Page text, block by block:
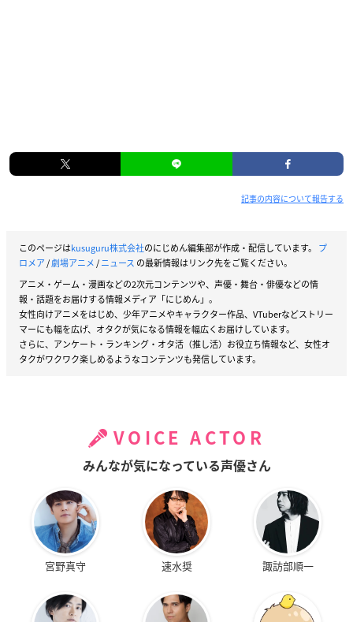
記事の内容について報告する
このページはkusuguru株式会社のにじめん編集部が作成・配信しています。 プ
ロメア/劇場アニメ/ニュース の最新情報はリンク先をご覧ください。
アニメ・ゲーム・漫画などの2次元コンテンツや、声優・舞台・俳優などの情
報・話題をお届けする情報メディア「にじめん」。
女性向けアニメをはじめ、少年アニメやキャラクター作品、VTuberなどストリー
マーにも幅を広げ、オタクが気になる情報を幅広くお届けしています。
さらに、アンケート・ランキング・オタ活（推し活）お役立ち情報など、女性オ
タクがワクワク楽しめるようなコンテンツも発信しています。
VOICE ACTOR
みんなが気になっている声優さん
宮野真守 速水奨 諏訪部順一